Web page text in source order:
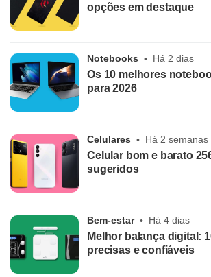
opções em destaque
Notebooks Há 2 dias
Os 10 melhores
para 2026
Celulares Há 2 semanas
Celular bom e barato
sugeridos
Bem-estar Há 4 dias
Melhor balança digital:
precisas e confiáveis